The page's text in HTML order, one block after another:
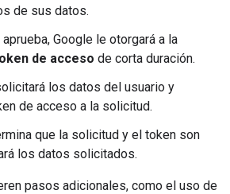
de sus datos.
Google le otorgará a la
de acceso de corta duración.
los datos del usuario y
de acceso a la solicitud.
que la solicitud y el token son
los datos solicitados.
pasos adicionales, como el uso de